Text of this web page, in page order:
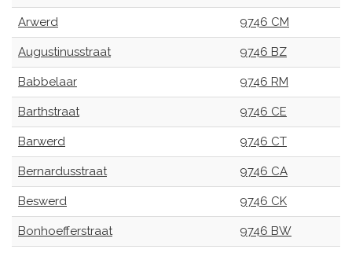
Arwerd 9746 CM
Augustinusstraat 9746 BZ
Babbelaar 9746 RM
Barthstraat 9746 CE
Barwerd 9746 CT
Bernardusstraat 9746 CA
Beswerd 9746 CK
Bonhoefferstraat 9746 BW